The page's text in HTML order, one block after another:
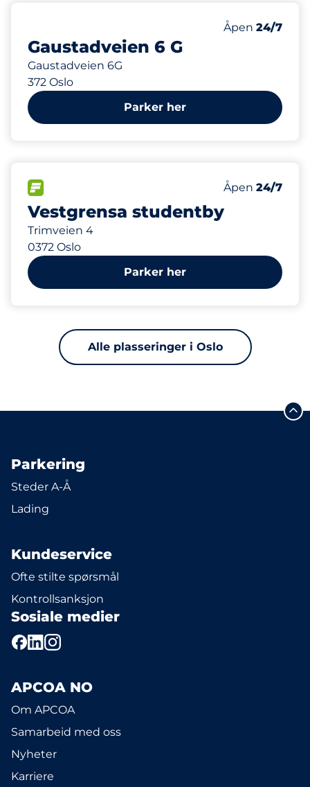
Gaustadveien 6 G
Gaustadveien 6G
372 Oslo
Antall
15
Fredag&nbsp
Åpen 24/7
Parker her
Vestgrensa studentby
Trimveien 4
0372 Oslo
Antall
114
10
Motorbike
4
HC
4
Fredag&nbsp
Åpen 24/7
773 m
Parker her
Alle plasseringer i Oslo
Parkering
Steder A-Å
Lading
Kundeservice
Ofte stilte spørsmål
Kontrollsanksjon
Sosiale medier
APCOA NO
Om APCOA
Samarbeid med oss
Nyheter
Karriere